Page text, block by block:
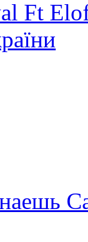
Ft